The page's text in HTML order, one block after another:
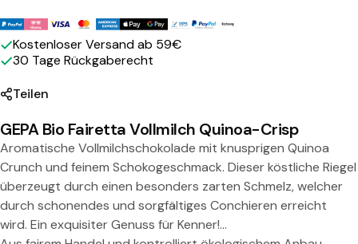
u
i
n
a
-
C
r
Zahlungsmethoden
Kostenloser Versand ab 59€
30 Tage Rückgaberecht
Teilen
Teilen Sie dieses Produkt
GEPA Bio Fairetta Vollmilch Quinoa-Crisp
Aromatische Vollmilchschokolade mit knusprigen Quinoa
Crunch und feinem Schokogeschmack. Dieser köstliche Riegel
überzeugt durch einen besonders zarten Schmelz, welcher
durch schonendes und sorgfältiges Conchieren erreicht
wird. Ein exquisiter Genuss für Kenner!